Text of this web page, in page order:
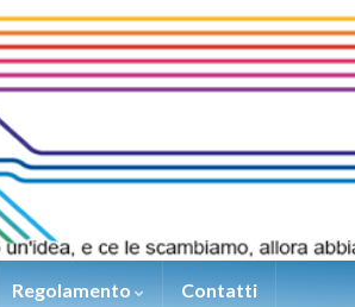
Regolamento Contatti